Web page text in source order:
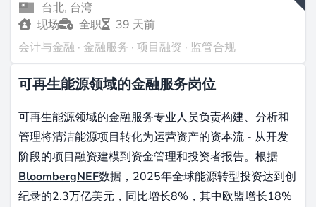
台北, 台湾
现场
全职
39 天前
会计与金融 · 金融服务 ·项目融资 · 监管合规
可再生能源领域的金融服务岗位
可再生能源领域的金融服务专业人员负责构建、分析和
管理将清洁能源项目转化为运营资产的资本流 - 从开发
阶段的项目融资建模到资金管理和投资者报告。根据
BloombergNEF数据，2025年全球能源转型投资达到创
纪录的2.3万亿美元，同比增长8%，其中欧盟增长18%